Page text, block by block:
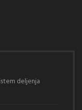
deljenja